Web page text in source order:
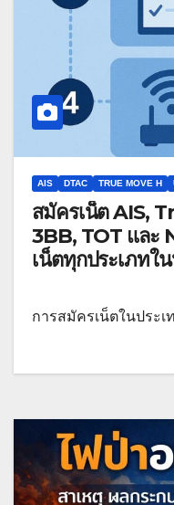
AIS DTAC TRUE MOVE H
สมัครเน็ต AIS,
3BB, TOT และ
เน็ตทุกประเภทใ
การสมัครเน็ตในประ